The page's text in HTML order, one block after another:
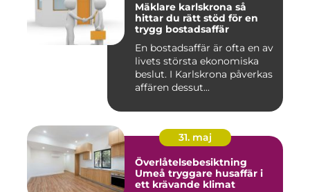
Mäklare karlskrona så
hittar du rätt stöd för en
trygg bostadsaffär
En bostadsaffär är ofta en av
livets största ekonomiska
beslut. I Karlskrona påverkas
affären dessut...
31. maj
Överlåtelsebesiktning
Umeå tryggare husaffär i
ett krävande klimat